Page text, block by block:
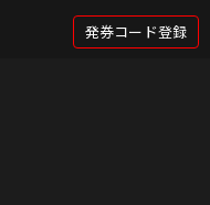
発券コード登録